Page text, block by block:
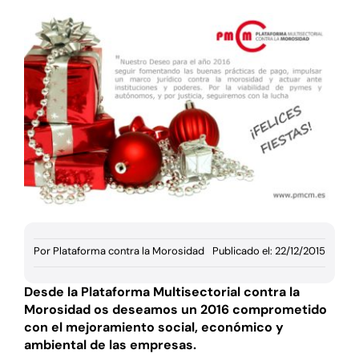
Documentación
Agenda
Prensa
Blog
Por Plataforma contra la Morosidad Publicado el: 22/12/2015
Desde la Plataforma Multisectorial contra la
Morosidad os deseamos un 2016 comprometido
con el mejoramiento social, económico y
ambiental de las empresas.